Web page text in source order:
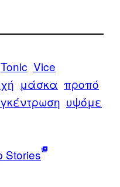
Tonic Vice
μάσκα προπό
υψόμε
Stories